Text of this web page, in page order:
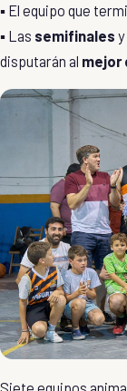
▪️ El equipo que
▪️ Las semifinales y
disputarán al mejor
Siete equipos